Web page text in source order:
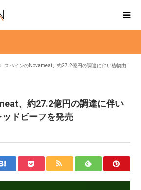
スペインのNovameat、約27.2億円の調達に伴い植物由
、約27.2億円の調達に伴い
ドビーフを発売